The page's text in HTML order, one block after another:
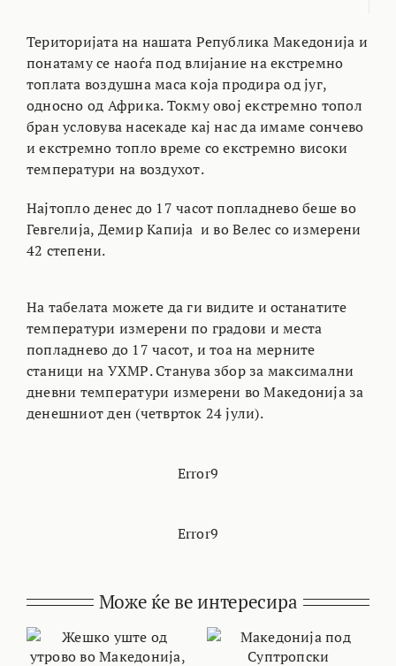
Територијата на нашата Република Македонија и
понатаму се наоѓа под влијание на екстремно
топлата воздушна маса која продира од југ,
односно од Африка. Токму овој екстремно топол
бран условува насекаде кај нас да имаме сончево
и екстремно топло време со екстремно високи
температури на воздухот.
Најтопло денес до 17 часот попладнево беше во
Гевгелија, Демир Капија и во Велес со измерени
42 степени.
На табелата можете да ги видите и останатите
температури измерени по градови и места
попладнево до 17 часот, и тоа на мерните
станици на УХМР. Станува збор за максимални
дневни температури измерени во Македонија за
денешниот ден (четврток 24 јули).
Error9
Error9
Може ќе ве интересира